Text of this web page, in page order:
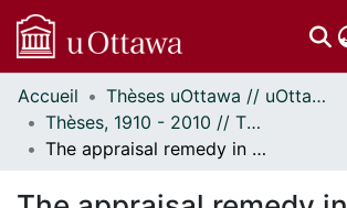
Communautés
et collections
Parcourir
Accueil
Thèses uOttawa // uOttawa Theses
Thèses, 1910 - 2010 // Theses, 1910 - 2010
The appraisal remedy in corporate law a comparative study.